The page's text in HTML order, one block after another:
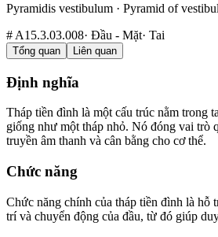
Pyramidis vestibulum · Pyramid of
# A15.3.03.008· Đầu - Mặt· Tai
Tổng quan Liên quan
Định nghĩa
Tháp tiền đình là một cấu trúc nằm trong
giống như một tháp nhỏ. Nó đóng vai trò
truyền âm thanh và cân bằng cho cơ thể.
Chức năng
Chức năng chính của tháp tiền đình là hỗ
trí và chuyển động của đầu, từ đó giúp